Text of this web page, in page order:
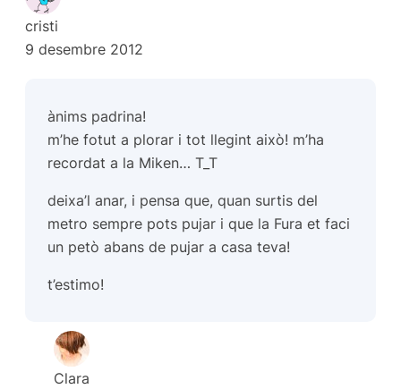
cristi
9 desembre 2012
ànims padrina!
m’he fotut a plorar i tot llegint això! m’ha
recordat a la Miken… T_T
deixa’l anar, i pensa que, quan surtis del
metro sempre pots pujar i que la Fura et faci
un petò abans de pujar a casa teva!
t’estimo!
Clara